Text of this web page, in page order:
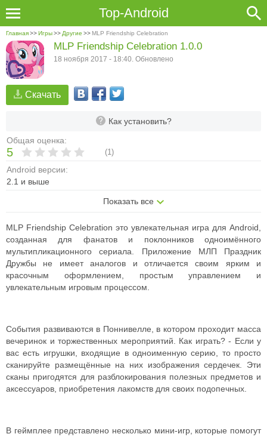
Top-Android
Главная>>Игры>> Другие >> MLP Friendship Celebration
Скачать
Как установить?
Общая оценка:
5 (1)
Android версии:
2.1 и выше
Показать все
MLP Friendship Celebration 1.0.0
18 ноября 2017 - 18:40. Обновлено
MLP Friendship Celebration это увлекательная игра для Android,
созданная для фанатов и поклонников одноимённого
мультипликационного сериала. Приложение МЛП Праздник
Дружбы не имеет аналогов и отличается своим ярким и
красочным оформлением, простым управлением и
увлекательным игровым процессом.
События развиваются в Поннивелле, в котором проходит масса
вечеринок и торжественных мероприятий. Как играть? - Если у
вас есть игрушки, входящие в одноименную серию, то просто
сканируйте размещённые на них изображения сердечек. Эти
сканы пригодятся для разблокирования полезных предметов и
аксессуаров, приобретения лакомств для своих подопечных.
В геймплее представлено несколько мини-игр, которые помогут